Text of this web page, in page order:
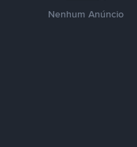
Nenhum Anúncio